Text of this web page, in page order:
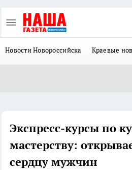
Новости Новороссийска Краевые
Экспресс-курсы по
мастерству:
сердцу мужчин